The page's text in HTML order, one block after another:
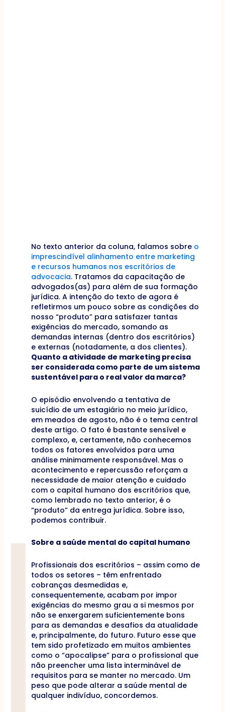
No texto anterior da coluna, falamos sobre o
imprescindível alinhamento entre marketing
e recursos humanos nos escritórios de
advocacia. Tratamos da capacitação de
advogados(as) para além de sua formação
jurídica. A intenção do texto de agora é
refletirmos um pouco sobre as condições do
nosso “produto” para satisfazer tantas
exigências do mercado, somando as
demandas internas (dentro dos escritórios)
e externas (notadamente, a dos clientes).
Quanto a atividade de marketing precisa
ser considerada como parte de um sistema
sustentável para o real valor da marca?
O episódio envolvendo a tentativa de
suicídio de um estagiário no meio jurídico,
em meados de agosto, não é o tema central
deste artigo. O fato é bastante sensível e
complexo, e, certamente, não conhecemos
todos os fatores envolvidos para uma
análise minimamente responsável. Mas o
acontecimento e repercussão reforçam a
necessidade de maior atenção e cuidado
com o capital humano dos escritórios que,
como lembrado no texto anterior, é o
“produto” da entrega jurídica. Sobre isso,
podemos contribuir.
Sobre a saúde mental do capital humano
Profissionais dos escritórios – assim como de
todos os setores – têm enfrentado
cobranças desmedidas e,
consequentemente, acabam por impor
exigências do mesmo grau a si mesmos por
não se enxergarem suficientemente bons
para as demandas e desafios da atualidade
e, principalmente, do futuro. Futuro esse que
tem sido profetizado em muitos ambientes
como o “apocalipse” para o profissional que
não preencher uma lista interminável de
requisitos para se manter no mercado. Um
peso que pode alterar a saúde mental de
qualquer indivíduo, concordemos.